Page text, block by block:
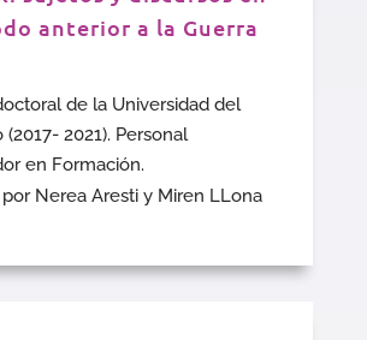
anterior a la Guerra
de la Universidad del
(2017- 2021). Personal
en Formación.
por Nerea Aresti y Miren LLona